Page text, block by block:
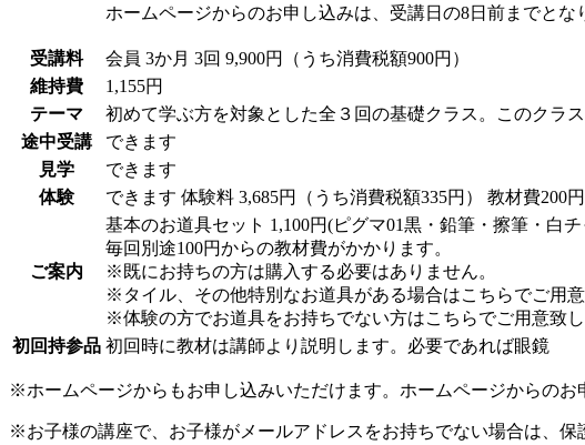
ホームページからのお申し込みは、受講日の8日前までとな
受講料 会員 3か月 3回 9,900円（うち消費税額900円）
維持費
1,155円
テーマ
初めて学ぶ方を対象とした全３回の基礎クラス。このクラ
途中受講
できます
見学
できます
体験
できます 体験料 3,685円（うち消費税額335円） 教材費200
ご案内
基本のお道具セット 1,100円(ピグマ01黒・鉛筆・擦筆・白
毎回別途100円からの教材費がかかります。
※既にお持ちの方は購入する必要はありません。
※タイル、その他特別なお道具がある場合はこちらでご用意
※体験の方でお道具をお持ちでない方はこちらでご用意致し
初回持参品 初回時に教材は講師より説明します。必要であれば眼鏡
※ホームページからもお申し込みいただけます。ホームページからの
※お子様の講座で、お子様がメールアドレスをお持ちでない場合は、